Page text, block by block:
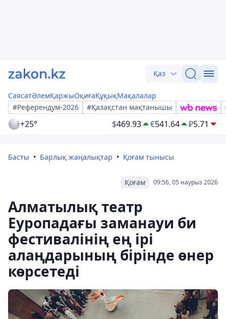
Қаз
СаясатӘлемҚаржыОқиғаҚұқықМақалалар
#Референдум-2026
#Қазақстан мақтанышы
+25° $469.93 €541.64 ₽5.71
Басты Барлық жаңалықтар Қоғам тынысы
09:56, 05 наурыз 2026
Қоғам
Алматылық театр
Еуропадағы заманауи би
фестивалінің ең ірі
алаңдарының бірінде өнер
көрсетеді